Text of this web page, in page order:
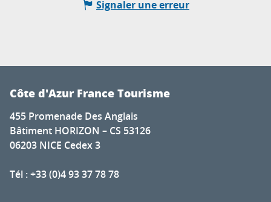
Signaler une erreur
Côte d'Azur France Tourisme
455 Promenade Des Anglais
Bâtiment HORIZON – CS 53126
06203 NICE Cedex 3
Tél : +33 (0)4 93 37 78 78